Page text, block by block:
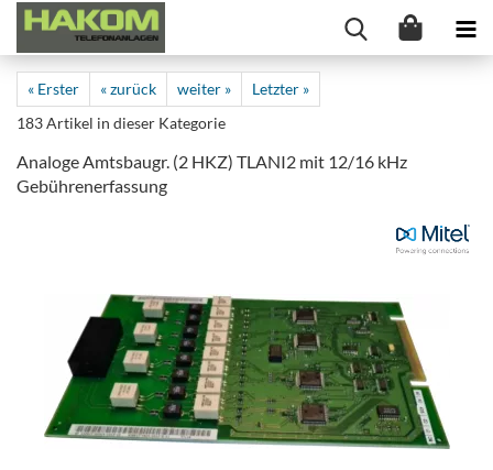
« Erster « zurück weiter »
Letzter »
183Artikel in dieser Kategorie
Analoge Amtsbaugr. (2 HKZ) TLANI2 mit 12/16 kHz
Gebührenerfassung